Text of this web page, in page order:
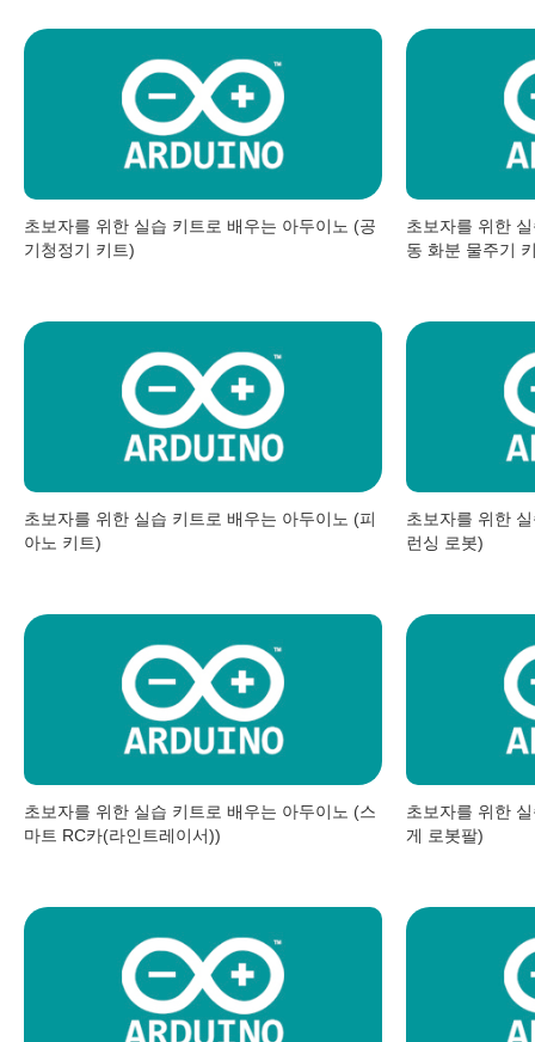
초보자를 위한 실습 키트로 배우는 아두이노 (공
기청정기 키트)
초보자를 위한
동 화분 물주기
초보자를 위한 실습 키트로 배우는 아두이노 (피
아노 키트)
초보자를 위한
런싱 로봇)
초보자를 위한 실습 키트로 배우는 아두이노 (스
마트 RC카(라인트레이서))
초보자를 위한
게 로봇팔)